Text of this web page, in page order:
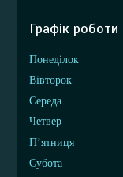
Графік роботи
Понеділок
Вівторок
Середа
Четвер
Пʼятниця
Субота